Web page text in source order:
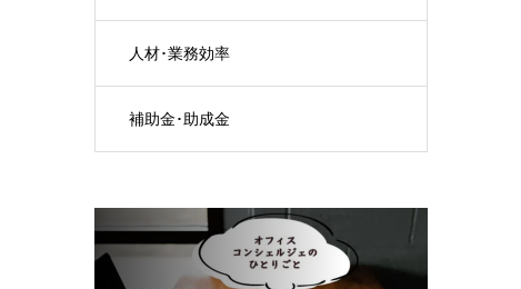
人材･業務効率
補助金･助成金